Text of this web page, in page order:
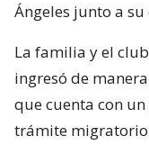
Ángeles junto a
La familia y el
ingresó de
que cuenta con
trámite